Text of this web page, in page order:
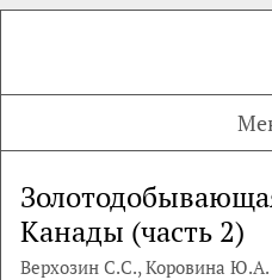
Канады (часть 2)
Верхозин С.С., Коровина Ю.А.